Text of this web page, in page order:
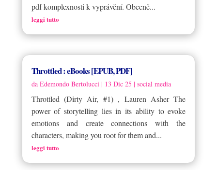
pdf komplexnosti k vyprávění. Obecně...
leggi tutto
Throttled : eBooks [EPUB, PDF]
da Edemondo Bertolucci| 13 Dic 25 | social media
Throttled (Dirty Air, #1) , Lauren Asher The
power of storytelling lies in its ability to evoke
emotions and create connections with the
characters, making you root for them and...
leggi tutto